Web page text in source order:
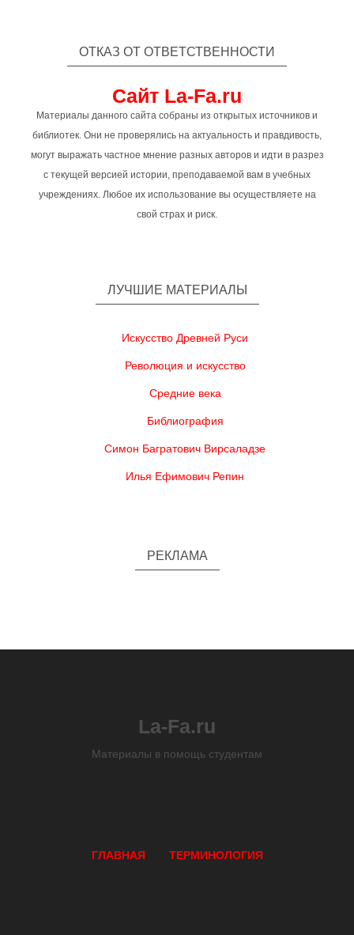
ОТКАЗ ОТ ОТВЕТСТВЕННОСТИ
Сайт La-Fa.ru
Материалы данного сайта собраны из открытых источников и
библиотек. Они не проверялись на актуальность и правдивость,
могут выражать частное мнение разных авторов и идти в разрез
с текущей версией истории, преподаваемой вам в учебных
учреждениях. Любое их использование вы осуществляете на
свой страх и риск.
ЛУЧШИЕ МАТЕРИАЛЫ
Искусство Древней Руси
Революция и искусство
Средние века
Библиография
Симон Багратович Вирсаладзе
Илья Ефимович Репин
РЕКЛАМА
La-Fa.ru
Материалы в помощь студентам
ГЛАВНАЯ ТЕРМИНОЛОГИЯ